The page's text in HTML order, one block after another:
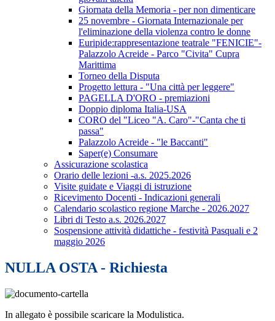
Giornata della Memoria - per non dimenticare
25 novembre - Giornata Internazionale per
l'eliminazione della violenza contro le donne
Euripide:rappresentazione teatrale "FENICIE"-
Palazzolo Acreide - Parco "Civita" Cupra
Marittima
Torneo della Disputa
Progetto lettura - "Una città per leggere"
PAGELLA D'ORO - premiazioni
Doppio diploma Italia-USA
CORO del "Liceo "A. Caro"-"Canta che ti
passa"
Palazzolo Acreide - "le Baccanti"
Saper(e) Consumare
Assicurazione scolastica
Orario delle lezioni -a.s. 2025.2026
Visite guidate e Viaggi di istruzione
Ricevimento Docenti - Indicazioni generali
Calendario scolastico regione Marche - 2026.2027
Libri di Testo a.s. 2026.2027
Sospensione attività didattiche - festività Pasquali e 2
maggio 2026
NULLA OSTA - Richiesta
In allegato è possibile scaricare la Modulistica.